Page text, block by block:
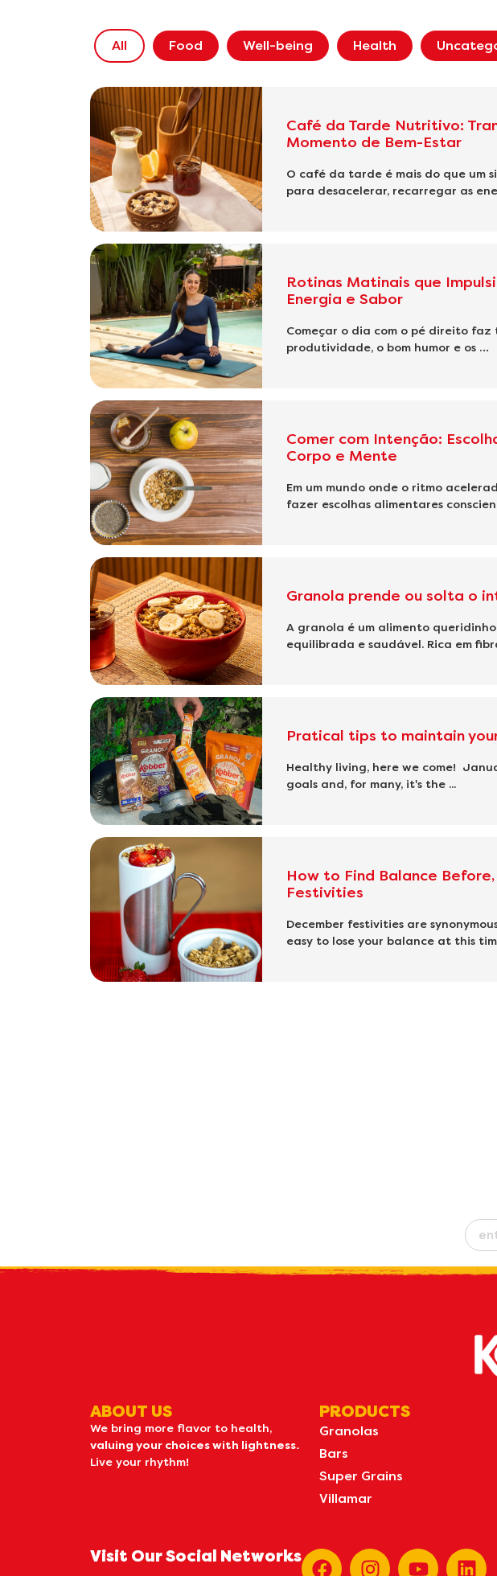
All Food Well-being Health
Café da Tarde Nutritivo:
Momento de Bem-Estar
O café da tarde é mais do que um
para desacelerar, recarregar as
Rotinas Matinais que
Energia e Sabor
Começar o dia com o pé direito
produtividade, o bom humor e os …
Comer com Intenção:
Corpo e Mente
Em um mundo onde o ritmo
fazer escolhas alimentares
Granola prende ou solta o
A granola é um alimento
equilibrada e saudável. Rica em
Pratical tips to maintain
Healthy living, here we come!
goals and, for many, it's the ...
How to Find Balance
Festivities
December festivities are
easy to lose your balance at this
ABOUT US
We bring more flavor to health,
valuing your choices with lightness.
Live your rhythm!
PRODUCTS
Granolas
Bars
Super Grains
Villamar
Visit Our Social Networks